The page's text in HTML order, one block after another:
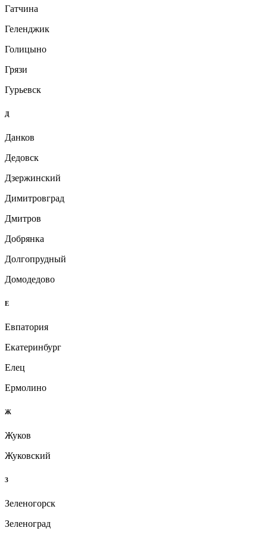
Гатчина
Геленджик
Голицыно
Грязи
Гурьевск
Д
Данков
Дедовск
Дзержинский
Димитровград
Дмитров
Добрянка
Долгопрудный
Домодедово
Е
Евпатория
Екатеринбург
Елец
Ермолино
Ж
Жуков
Жуковский
З
Зеленогорск
Зеленоград